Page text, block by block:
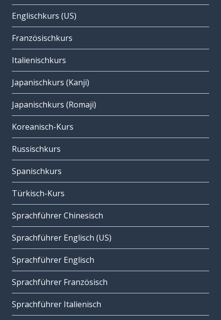
Englischkurs (US)
Französischkurs
Italienischkurs
Japanischkurs (Kanji)
Japanischkurs (Romaji)
Koreanisch-Kurs
Russischkurs
Spanischkurs
Türkisch-Kurs
Sprachführer Chinesisch
Sprachführer Englisch (US)
Sprachführer Englisch
Sprachführer Französisch
Sprachführer Italienisch